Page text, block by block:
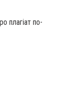
плагіат по-